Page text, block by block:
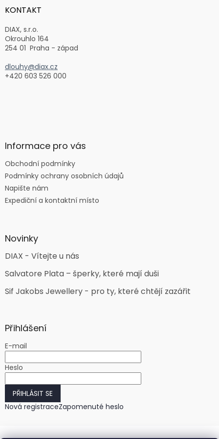
aKONTAKT
DIAX, s.r.o.
Okrouhlo 164
254 01 Praha - západ
dlouhy@diax.cz
+420 603 526 000
Informace pro vás
Obchodní podmínky
Podmínky ochrany osobních údajů
Napište nám
Expediční a kontaktní místo
Novinky
DIAX - Vítejte u nás
Salvatore Plata – šperky, které mají duši
Sif Jakobs Jewellery - pro ty, které chtějí zazářit
Přihlášení
E-mail
Heslo
PŘIHLÁSIT SE
Nová registraceZapomenuté heslo